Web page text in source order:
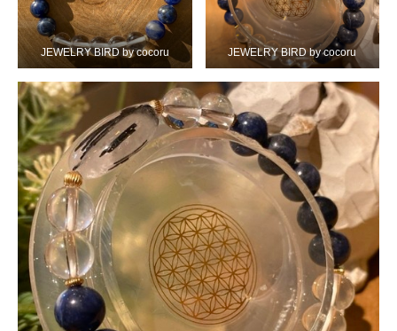
JEWELRY BIRD by cocoru JEWELRY BIRD by cocoru